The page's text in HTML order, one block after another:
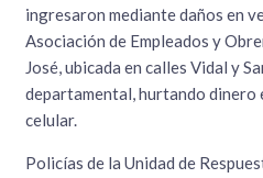
ingresaron mediante daños en
Asociación de Empleados y
José, ubicada en calles Vidal y
departamental, hurtando dinero
celular.
Policías de la Unidad de